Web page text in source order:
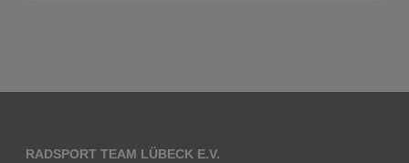
RADSPORT TEAM LÜBECK E.V.